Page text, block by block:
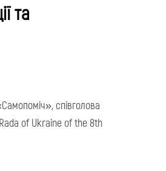
та
співголова
of Ukraine of the 8th